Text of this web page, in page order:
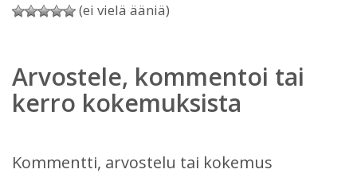
(ei vielä ääniä)
Arvostele, kommentoi tai
kerro kokemuksista
Kommentti, arvostelu tai kokemus